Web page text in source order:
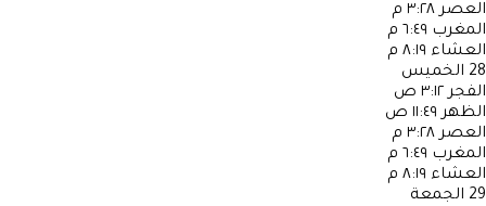
العصر ٣:٢٨ م
المغرب ٦:٤٩ م
العشاء ٨:١٩ م
28 الخميس
الفجر ٣:١٢ ص
الظهر ١١:٤٩ ص
العصر ٣:٢٨ م
المغرب ٦:٤٩ م
العشاء ٨:١٩ م
29 الجمعة